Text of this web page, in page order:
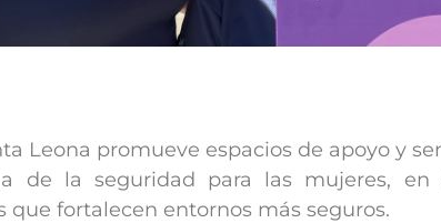
Leona promueve espacios de apoyo y
de la seguridad para las mujeres, en
que fortalecen entornos más seguros.